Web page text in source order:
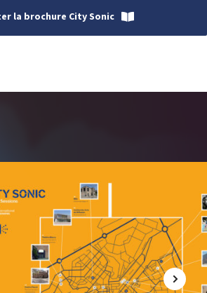
la brochure City Sonic